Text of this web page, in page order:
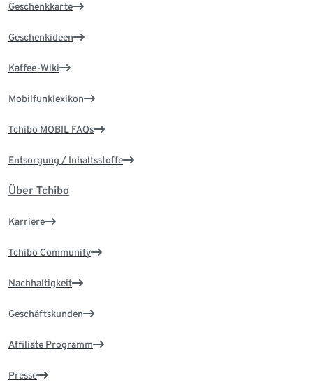
Geschenkkarte
Geschenkideen
Kaffee-Wiki
Mobilfunklexikon
Tchibo MOBIL FAQs
Entsorgung / Inhaltsstoffe
Über Tchibo
Karriere
Tchibo Community
Nachhaltigkeit
Geschäftskunden
Affiliate Programm
Presse